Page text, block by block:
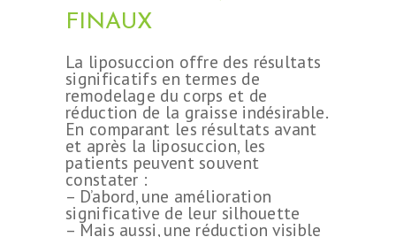
FINAUX
La liposuccion offre des résultats
significatifs en termes de
remodelage du corps et de
réduction de la graisse indésirable.
En comparant les résultats avant
et après la liposuccion, les
patients peuvent souvent
constater :
– D’abord, une amélioration
significative de leur silhouette
– Mais aussi, une réduction visible